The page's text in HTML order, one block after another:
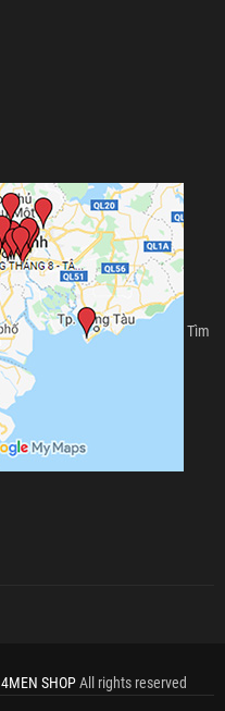
Tìm
4MEN SHOPAll rights reserved